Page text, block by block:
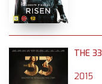
THE 33
2015